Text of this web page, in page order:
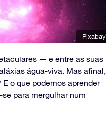
Pixabay
— e entre as suas
água-viva. Mas afinal,
o que podemos aprender
para mergulhar num